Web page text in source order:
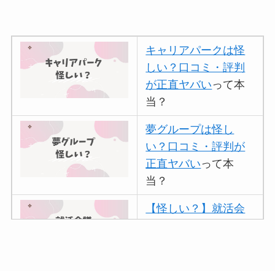
キャリアパークは怪
しい？口コミ・評判
が正直ヤバいって本
当？
夢グループは怪し
い？口コミ・評判が
正直ヤバいって本
当？
【怪しい？】就活会